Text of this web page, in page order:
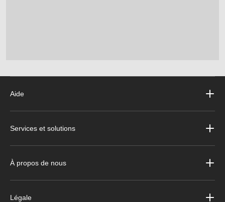
Aide
Services et solutions
À propos de nous
Légale